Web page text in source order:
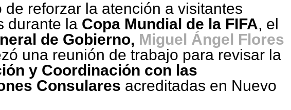
de reforzar la atención a visitantes
durante la Copa Mundial de la FIFA, el
de Gobierno, Miguel Ángel Flores
una reunión de trabajo para revisar la
y Coordinación con las
Consulares acreditadas en Nuevo